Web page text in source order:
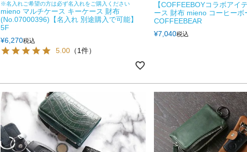
※名入れご希望の方は必ず名入れをご購入ください
mieno マルチケース キーケース 財布
(No.07000396)【名入れ 別途購入で可能】
5F
¥6,270税込
5.00 （1件）
【COFFEEBOYコラボアイ
ース 財布 mieno コーヒー
COFFEEBEAR
¥7,040税込